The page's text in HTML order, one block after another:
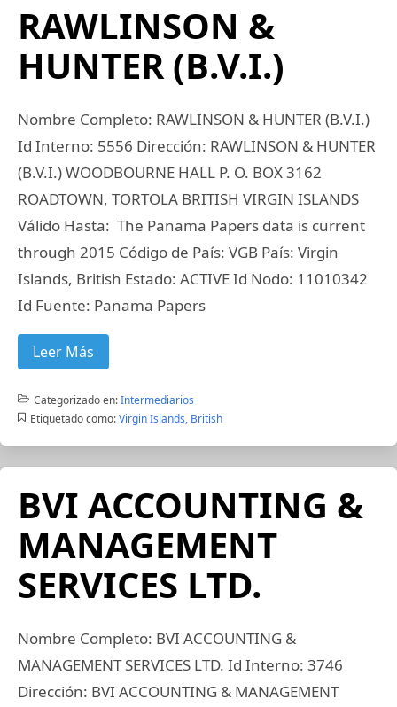
RAWLINSON &
HUNTER (B.V.I.)
Nombre Completo: RAWLINSON & HUNTER (B.V.I.)
Id Interno: 5556 Dirección: RAWLINSON & HUNTER
(B.V.I.) WOODBOURNE HALL P. O. BOX 3162
ROADTOWN, TORTOLA BRITISH VIRGIN ISLANDS
Válido Hasta: The Panama Papers data is current
through 2015 Código de País: VGB País: Virgin
Islands, British Estado: ACTIVE Id Nodo: 11010342
Id Fuente: Panama Papers
Leer Más
Categorizado en:Intermediarios
Etiquetado como: Virgin Islands, British
BVI ACCOUNTING &
MANAGEMENT
SERVICES LTD.
Nombre Completo: BVI ACCOUNTING &
MANAGEMENT SERVICES LTD. Id Interno: 3746
Dirección: BVI ACCOUNTING & MANAGEMENT